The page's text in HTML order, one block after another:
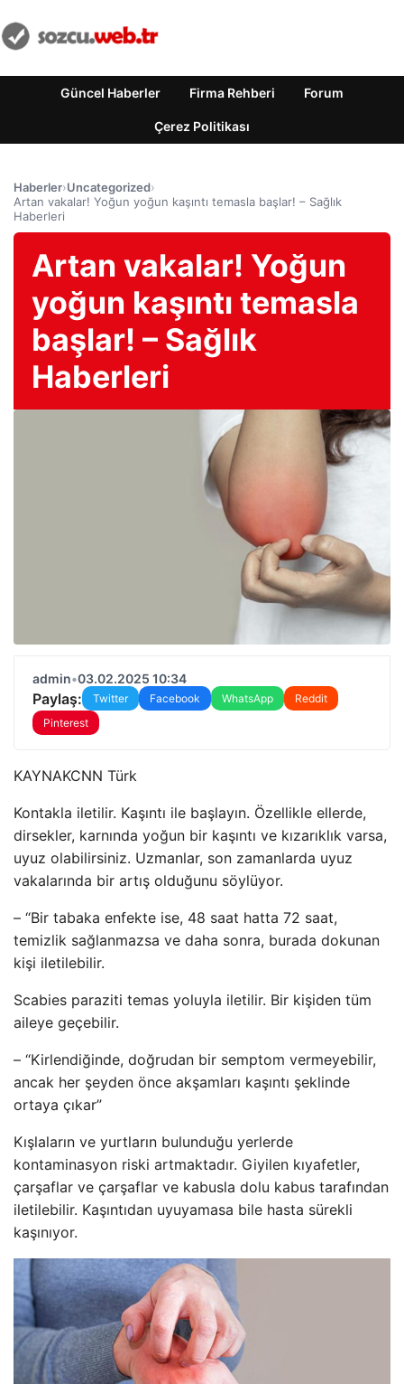
Güncel Haberler Firma Rehberi Forum
Çerez Politikası
Haberler›Uncategorized›
Artan vakalar! Yoğun yoğun kaşıntı temasla başlar! – Sağlık
Haberleri
Artan vakalar! Yoğun
yoğun kaşıntı temasla
başlar! – Sağlık
Haberleri
admin•03.02.2025 10:34
Paylaş: Twitter Facebook WhatsApp
Reddit
Pinterest
KAYNAKCNN Türk
Kontakla iletilir. Kaşıntı ile başlayın. Özellikle ellerde,
dirsekler, karnında yoğun bir kaşıntı ve kızarıklık varsa,
uyuz olabilirsiniz. Uzmanlar, son zamanlarda uyuz
vakalarında bir artış olduğunu söylüyor.
– “Bir tabaka enfekte ise, 48 saat hatta 72 saat,
temizlik sağlanmazsa ve daha sonra, burada dokunan
kişi iletilebilir.
Scabies paraziti temas yoluyla iletilir. Bir kişiden tüm
aileye geçebilir.
– “Kirlendiğinde, doğrudan bir semptom vermeyebilir,
ancak her şeyden önce akşamları kaşıntı şeklinde
ortaya çıkar”
Kışlaların ve yurtların bulunduğu yerlerde
kontaminasyon riski artmaktadır. Giyilen kıyafetler,
çarşaflar ve çarşaflar ve kabusla dolu kabus tarafından
iletilebilir. Kaşıntıdan uyuyamasa bile hasta sürekli
kaşınıyor.